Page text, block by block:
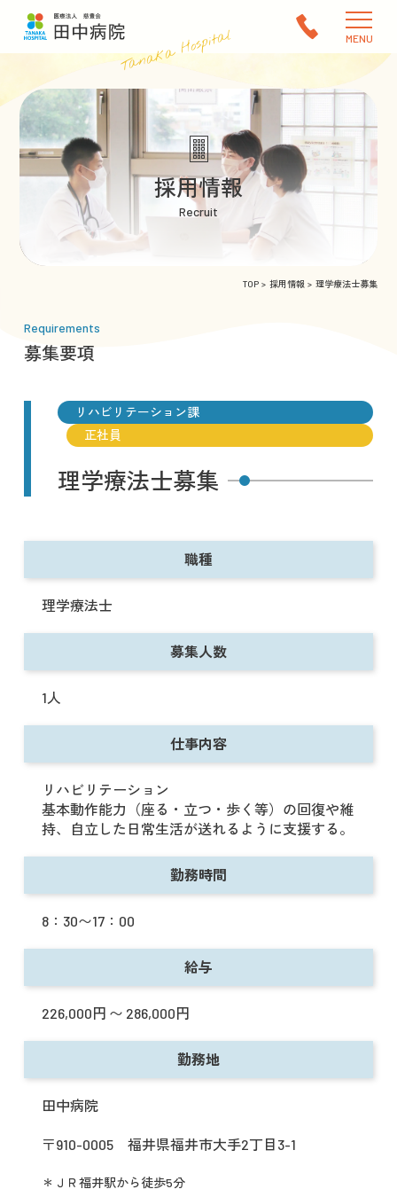
Tanaka Hospital MENU
採用情報
Recruit
TOP 採用情報 理学療法士募集
Requirements
募集要項
リハビリテーション課
正社員
理学療法士募集
職種
理学療法士
募集人数
1人
仕事内容
リハビリテーション
基本動作能力（座る・立つ・歩く等）の回復や維
持、自立した日常生活が送れるように支援する。
勤務時間
8：30〜17：00
給与
226,000円 〜 286,000円
勤務地
田中病院
〒910-0005 福井県福井市大手2丁目3-1
＊ＪＲ福井駅から徒歩5分